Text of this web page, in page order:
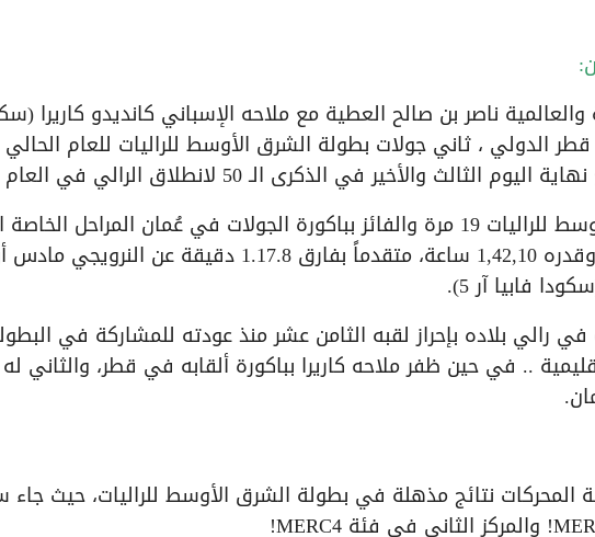
ناصر بن صالح العطية مع ملاحه الإسباني كانديدو كاريرا
رالي قطر الدولي ، ثاني جولات بطولة الشرق الأوسط للراليات للعام
والأخير في الذكرى الـ 50 لانطلاق الرالي في العام 1975.
تألف منها الرالي، مسجلاً زمناً وقدره 1,42,10 ساعة، متقدماً بفارق 1.17.8 دقيقة
فابيا آر 5).
البطولة الإقليمية .. في حين ظفر ملاحه كاريرا بباكورة ألقابه في قطر،
المحركات نتائج مذهلة في بطولة الشرق الأوسط للراليات، حيث جاء